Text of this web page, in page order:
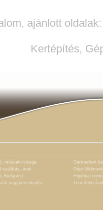
ajánlott
Kertépítés,
műszaki vizsga
Gartnerkert
szállítás, árak
Gépi
Budapest
Higiéniai
nagykereskedés Termőföld